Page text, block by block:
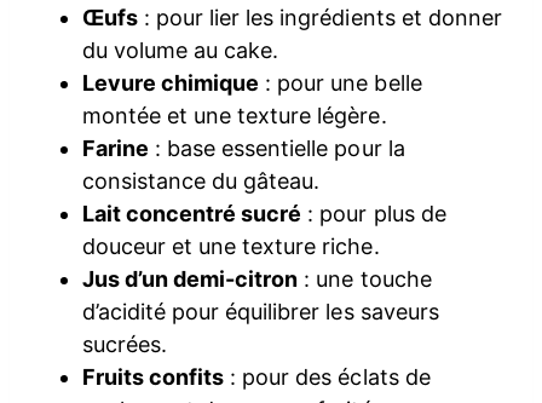
Œufs : pour lier les ingrédients et donner
du volume au cake.
Levure chimique : pour une belle
montée et une texture légère.
Farine : base essentielle pour la
consistance du gâteau.
Lait concentré sucré : pour plus de
douceur et une texture riche.
Jus d’un demi-citron : une touche
d’acidité pour équilibrer les saveurs
sucrées.
Fruits confits : pour des éclats de